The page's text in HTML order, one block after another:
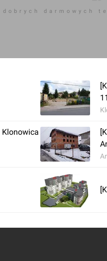
dobrych darmowych
11
Klonowica